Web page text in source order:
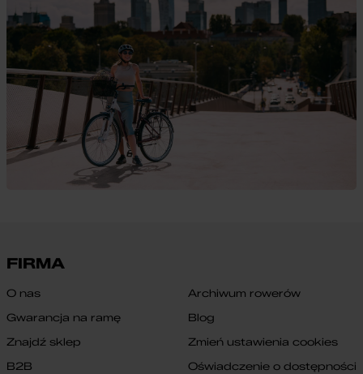
FIRMA
O nas
Gwarancja na ramę
Znajdź sklep
B2B
Archiwum rowerów
Blog
Zmień ustawienia cookies
Oświadczenie o dostępności